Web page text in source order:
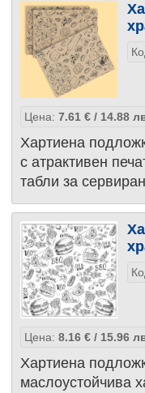
Цена: 7.61 €/ 14.88
Хартиена
с атрактивен
табли за
Цена: 8.16 €/ 15.96
Хартиена
маслоустойчива